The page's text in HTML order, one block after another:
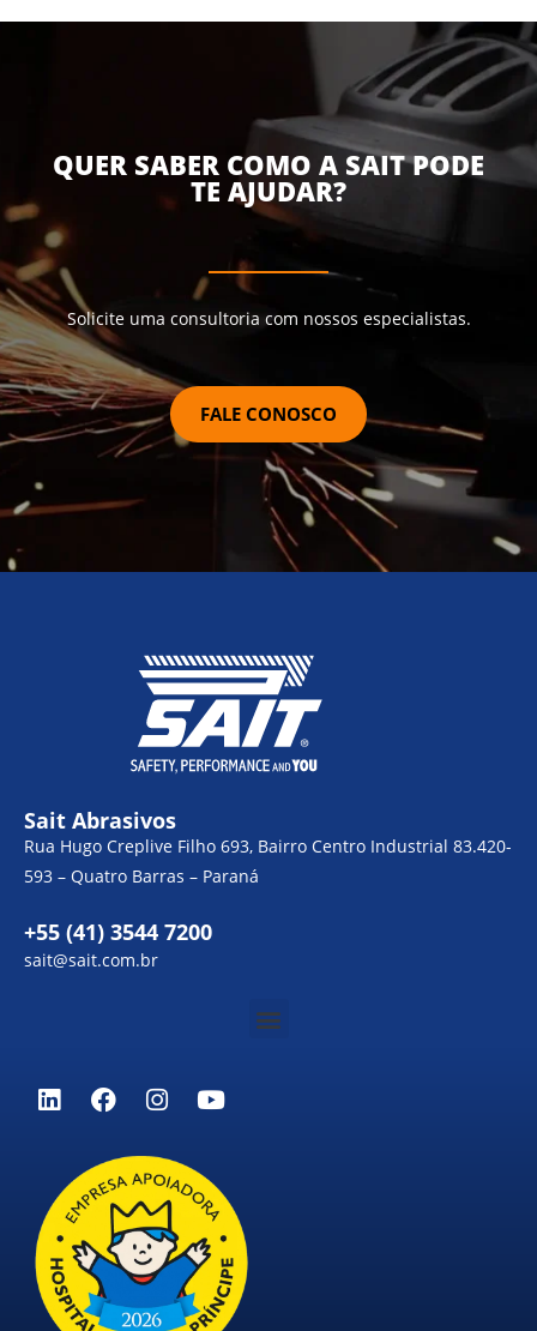
QUER SABER COMO A SAIT PODE
TE AJUDAR?
Solicite uma consultoria com nossos especialistas.
FALE CONOSCO
Sait Abrasivos
Rua Hugo Creplive Filho 693, Bairro Centro Industrial 83.420-
593 – Quatro Barras – Paraná
+55 (41) 3544 7200
sait@sait.com.br
Menu
L
i
e
d
n
F
a
e
b
o
o
k
I
n
t
a
g
r
a
m
Y
o
u
b
e